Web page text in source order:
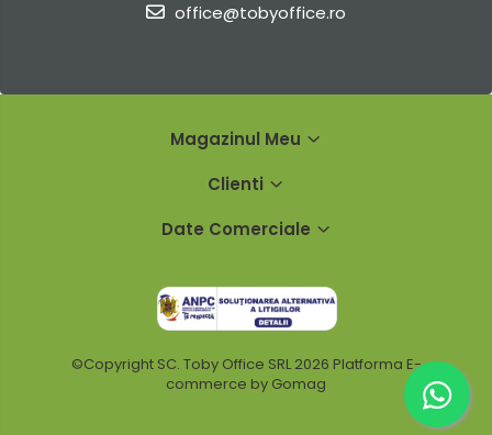
office@tobyoffice.ro
Magazinul Meu
Clienti
Date Comerciale
©Copyright SC. Toby Office SRL 2026 Platforma E-
commerce by Gomag